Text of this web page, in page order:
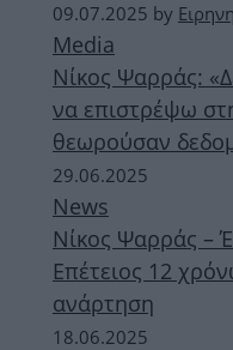
09.07.2025 by
Media
Νίκος Ψαρράς:
να επιστρέψω
θεωρούσαν
29.06.2025
News
Νίκος Ψαρράς –
Επέτειος 12
ανάρτηση
18.06.2025